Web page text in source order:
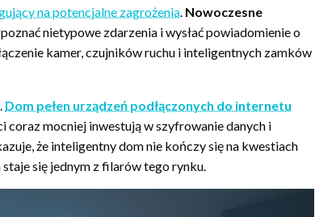
na potencjalne zagrożenia. Nowoczesne
nietypowe zdarzenia i wysłać powiadomienie o
kamer, czujników ruchu i inteligentnych zamków
Dom pełen urządzeń podłączonych do internetu
coraz mocniej inwestują w szyfrowanie danych i
że inteligentny dom nie kończy się na kwestiach
się jednym z filarów tego rynku.